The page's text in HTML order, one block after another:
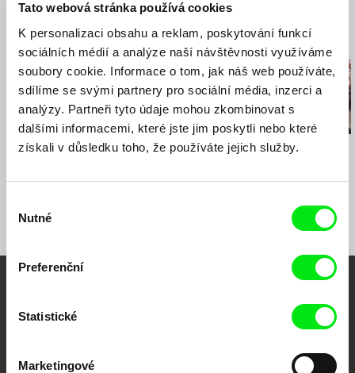
Tato webová stránka používá cookies
K personalizaci obsahu a reklam, poskytování funkcí
sociálních médií a analýze naší návštěvnosti využíváme
soubory cookie. Informace o tom, jak náš web používáte,
sdílíme se svými partnery pro sociální média, inzerci a
analýzy. Partneři tyto údaje mohou zkombinovat s
dalšími informacemi, které jste jim poskytli nebo které
získali v důsledku toho, že používáte jejich služby.
souhlasu
Nutné
Preferenční
Statistické
Marketingové
K)
Grösslingová 43
811 09 Bratislava
web:
http://www.asfk.sk/
e-mail: asfk@asfk.sk
Související filmy (20)
Štefan Uher Rocco Di Mento Paweł Łoziński